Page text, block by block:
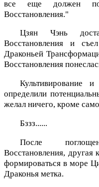
все еще должен
Восстановления."
Цзян Чэнь
Восстановления и
Драконьей
Восстановления
Культивирование
определили
желал ничего, кроме
Бззз......
После
Восстановления, другая
формироваться в море
Драконья метка.